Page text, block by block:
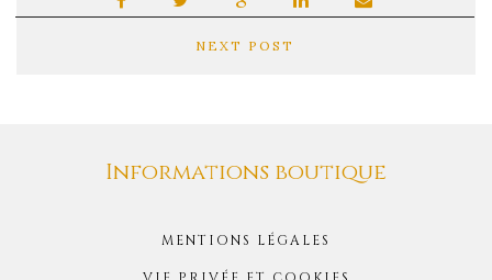
NEXT POST
Informations boutique
MENTIONS LÉGALES